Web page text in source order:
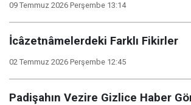
09 Temmuz 2026 Perşembe 13:14
İcâzetnâmelerdeki Farklı Fikirler
02 Temmuz 2026 Perşembe 12:45
Padişahın Vezire Gizlice Haber